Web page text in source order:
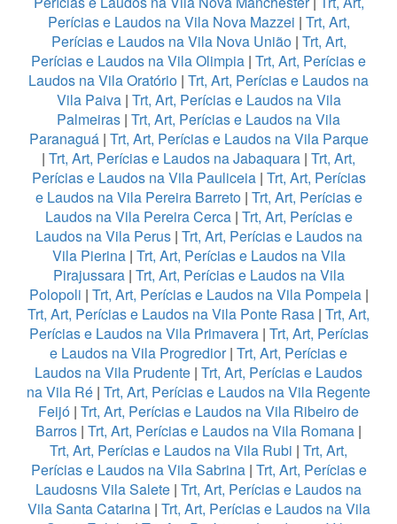
Perícias e Laudos na Vila Nova Mazzei | Trt, Art,
Perícias e Laudos na Vila Nova União| Trt, Art,
Perícias e Laudos na Vila Olimpia | Trt, Art, Perícias e
Laudos na Vila Oratório | Trt, Art, Perícias e Laudos na
Vila Paiva| Trt, Art, Perícias e Laudos na Vila
Palmeiras | Trt, Art, Perícias e Laudos na Vila
Paranaguá| Trt, Art, Perícias e Laudos na Vila Parque
| Trt, Art, Perícias e Laudos na Jabaquara | Trt, Art,
Perícias e Laudos na Vila Pauliceia| Trt, Art, Perícias
e Laudos na Vila Pereira Barreto| Trt, Art, Perícias e
Laudos na Vila Pereira Cerca| Trt, Art, Perícias e
Laudos na Vila Perus| Trt, Art, Perícias e Laudos na
Vila Pierina| Trt, Art, Perícias e Laudos na Vila
Pirajussara| Trt, Art, Perícias e Laudos na Vila
Polopoli | Trt, Art, Perícias e Laudos na Vila Pompeia|
Trt, Art, Perícias e Laudos na Vila Ponte Rasa | Trt, Art,
Perícias e Laudos na Vila Primavera| Trt, Art, Perícias
e Laudos na Vila Progredior| Trt, Art, Perícias e
Laudos na Vila Prudente | Trt, Art, Perícias e Laudos
na Vila Ré | Trt, Art, Perícias e Laudos na Vila Regente
Feijó | Trt, Art, Perícias e Laudos na Vila Ribeiro de
Barros | Trt, Art, Perícias e Laudos na Vila Romana |
Trt, Art, Perícias e Laudos na Vila Rubi | Trt, Art,
Perícias e Laudos na Vila Sabrina| Trt, Art, Perícias e
Laudosns Vila Salete | Trt, Art, Perícias e Laudos na
Vila Santa Catarina| Trt, Art, Perícias e Laudos na Vila